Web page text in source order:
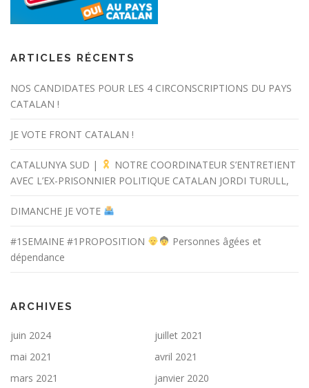
ARTICLES RÉCENTS
NOS CANDIDATES POUR LES 4 CIRCONSCRIPTIONS DU PAYS
CATALAN !
JE VOTE FRONT CATALAN !
CATALUNYA SUD |
NOTRE COORDINATEUR S’ENTRETIENT
AVEC L’EX-PRISONNIER POLITIQUE CATALAN JORDI TURULL,
DIMANCHE JE VOTE
#1SEMAINE #1PROPOSITION
Personnes âgées et
dépendance
ARCHIVES
juin 2024
juillet 2021
mai 2021
avril 2021
mars 2021
janvier 2020